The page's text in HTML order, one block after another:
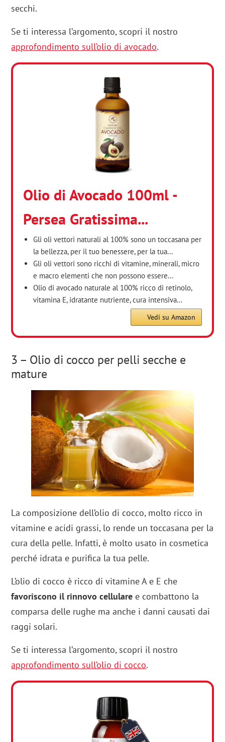
secchi.
Se ti interessa l’argomento, scopri il nostro
approfondimento sull’olio di avocado.
Olio di Avocado 100ml -
Persea Gratissima...
Gli oli vettori naturali al 100% sono un toccasana per
la bellezza, per il tuo benessere, per la tua...
Gli oli vettori sono ricchi di vitamine, minerali, micro
e macro elementi che non possono essere...
Olio di avocado naturale al 100% ricco di retinolo,
vitamina E, idratante nutriente, cura intensiva...
Vedi su Amazon
3 – Olio di cocco per pelli secche e
mature
La composizione dell’olio di cocco, molto ricco in
vitamine e acidi grassi, lo rende un toccasana per la
cura della pelle. Infatti, è molto usato in cosmetica
perché idrata e purifica la tua pelle.
L’olio di cocco è ricco di vitamine A e E che
favoriscono il rinnovo cellulare e combattono la
comparsa delle rughe ma anche i danni causati dai
raggi solari.
Se ti interessa l’argomento, scopri il nostro
approfondimento sull’olio di cocco.